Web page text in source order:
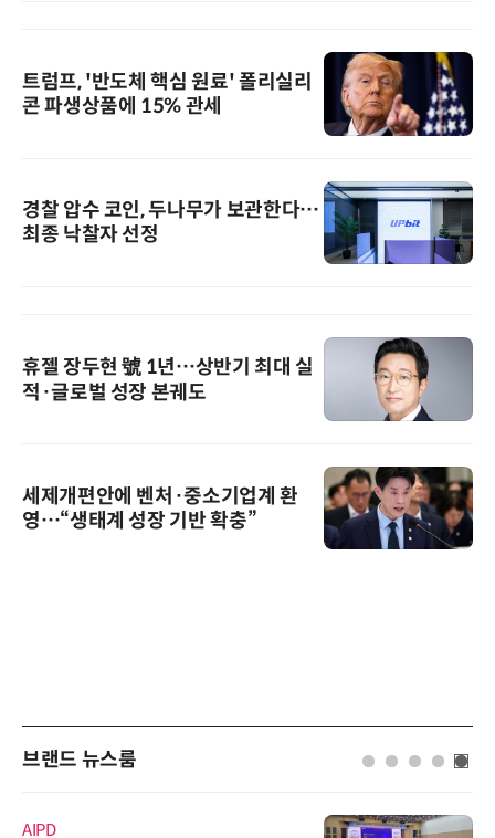
트럼프, '반도체 핵심 원료' 폴리실리
콘 파생상품에 15% 관세
경찰 압수 코인, 두나무가 보관한다…
최종 낙찰자 선정
휴젤 장두현 號 1년…상반기 최대 실
적·글로벌 성장 본궤도
세제개편안에 벤처·중소기업계 환
영…“생태계 성장 기반 확충”
브랜드 뉴스룸
AIPD